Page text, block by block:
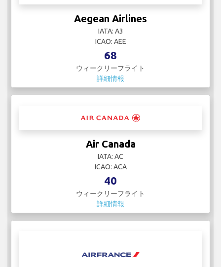
Aegean Airlines
IATA: A3
ICAO: AEE
68
ウィークリーフライト
詳細情報
Air Canada
IATA: AC
ICAO: ACA
40
ウィークリーフライト
詳細情報